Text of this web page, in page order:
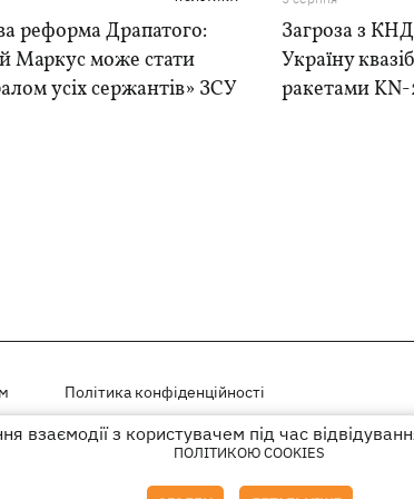
реформа Драпатого:
Маркус може стати
усіх сержантів» ЗСУ
Загроза з
Україну
ракетами KN-
Політика конфіденційності
на правах рекламиз користувачем під час
ПОЛІТИКОЮ COOKIES